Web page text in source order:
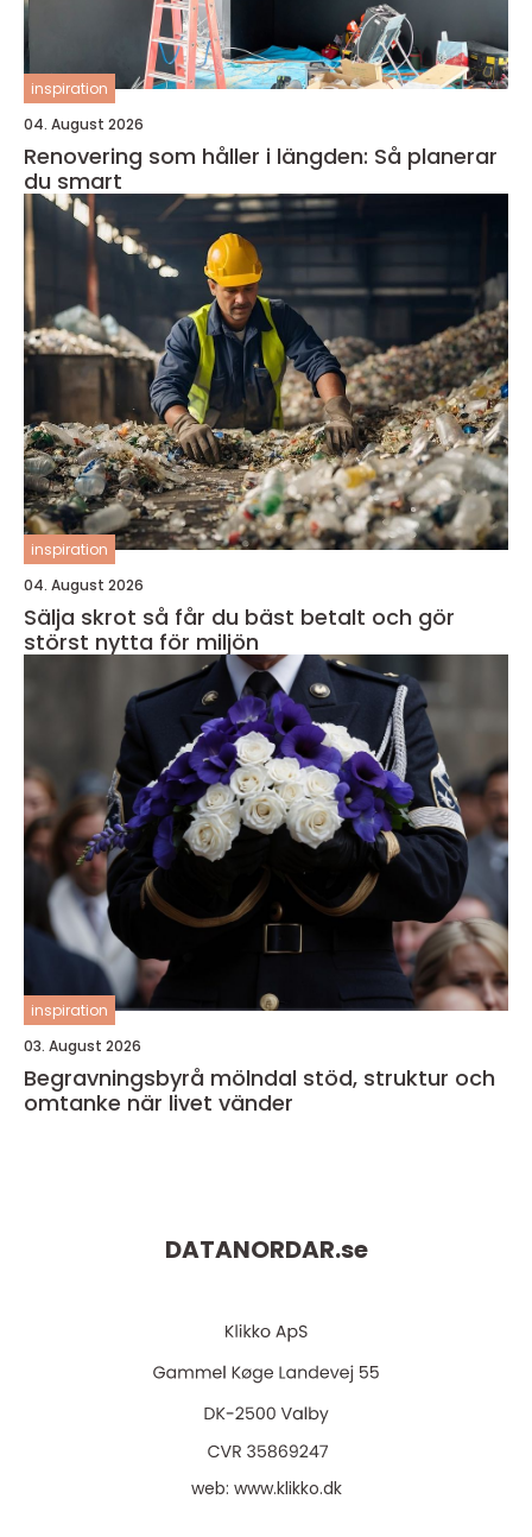
inspiration
04. August 2026
Renovering som håller i längden: Så planerar
du smart
inspiration
04. August 2026
Sälja skrot så får du bäst betalt och gör
störst nytta för miljön
inspiration
03. August 2026
Begravningsbyrå mölndal stöd, struktur och
omtanke när livet vänder
DATANORDAR.se
web: www.klikko.dk